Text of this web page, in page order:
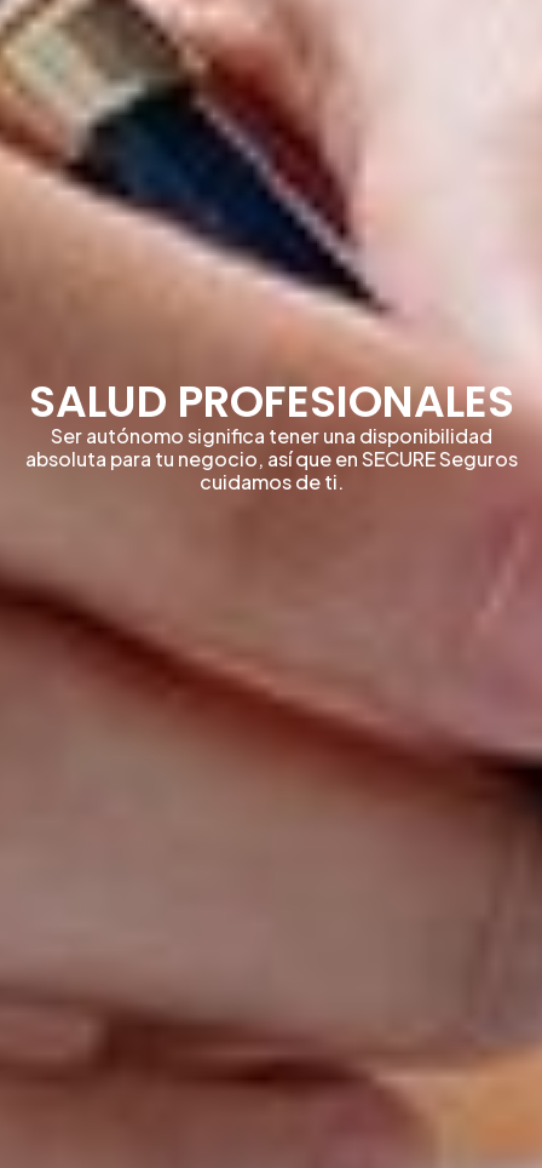
SALUD PROFESIONALES
Ser autónomo significa tener una disponibilidad
absoluta para tu negocio, así que en SECURE Seguros
cuidamos de ti.